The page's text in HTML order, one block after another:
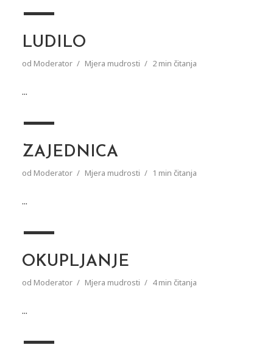
LUDILO
od Moderator Mjera mudrosti 2 min čitanja
...
ZAJEDNICA
od Moderator Mjera mudrosti 1 min čitanja
...
OKUPLJANJE
od Moderator Mjera mudrosti 4 min čitanja
...